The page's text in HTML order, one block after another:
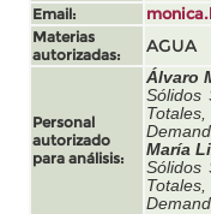
Email:
Materias
autorizadas:
AGUA
Personal
autorizado
para análisis:
Álvaro
Sólidos
María
Sólidos